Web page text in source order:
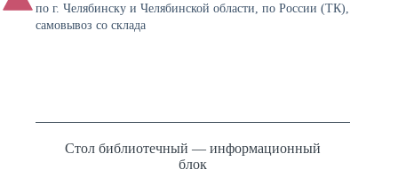
по г. Челябинску и Челябинской области, по России (ТК),
самовывоз со склада
Стол библиотечный — информационный
блок